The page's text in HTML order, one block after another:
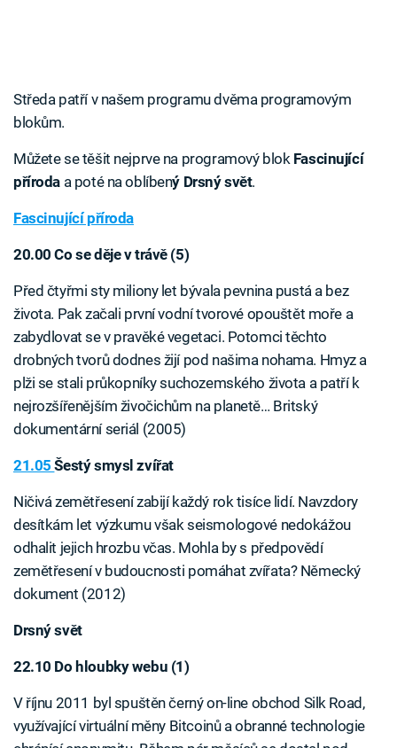
Středa patří v našem programu dvěma programovým
blokům.
Můžete se těšit nejprve na programový blok Fascinující
příroda a poté na oblíbený Drsný svět.
Fascinující příroda
20.00 Co se děje v trávě (5)
Před čtyřmi sty miliony let bývala pevnina pustá a bez
života. Pak začali první vodní tvorové opouštět moře a
zabydlovat se v pravěké vegetaci. Potomci těchto
drobných tvorů dodnes žijí pod našima nohama. Hmyz a
plži se stali průkopníky suchozemského života a patří k
nejrozšířenějším živočichům na planetě… Britský
dokumentární seriál (2005)
21.05Šestý smysl zvířat
Ničivá zemětřesení zabijí každý rok tisíce lidí. Navzdory
desítkám let výzkumu však seismologové nedokážou
odhalit jejich hrozbu včas. Mohla by s předpovědí
zemětřesení v budoucnosti pomáhat zvířata? Německý
dokument (2012)
Drsný svět
22.10 Do hloubky webu (1)
V říjnu 2011 byl spuštěn černý on-line obchod Silk Road,
využívající virtuální měny Bitcoinů a obranné technologie